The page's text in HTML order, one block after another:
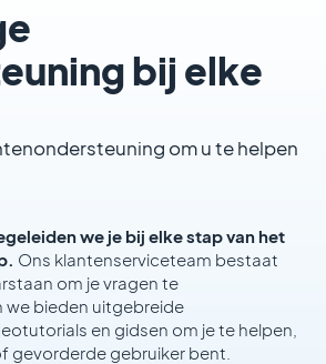
bij elke
om u te helpen
we je bij elke stap van het
Ons klantenserviceteam bestaat
om je vragen te
we bieden uitgebreide
en gidsen om je te helpen,
gevorderde gebruiker bent.